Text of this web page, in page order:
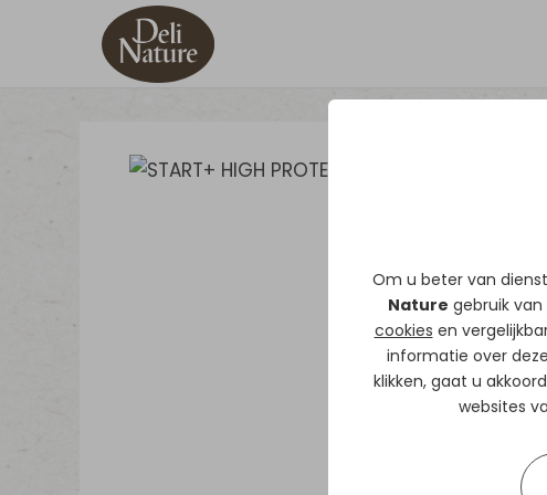
Om u beter van
Nature gebruik
cookies en
informatie over
klikken, gaat u
websites